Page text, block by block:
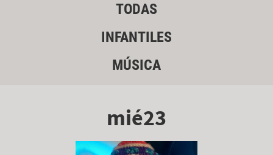
TODAS
INFANTILES
MÚSICA
mié23